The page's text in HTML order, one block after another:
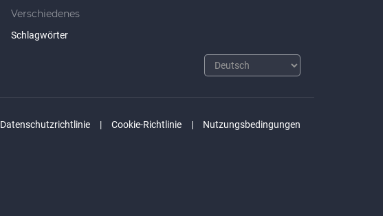
Verschiedenes
Schlagwörter
Datenschutzrichtlinie Cookie-Richtlinie Nutzungsbedingungen